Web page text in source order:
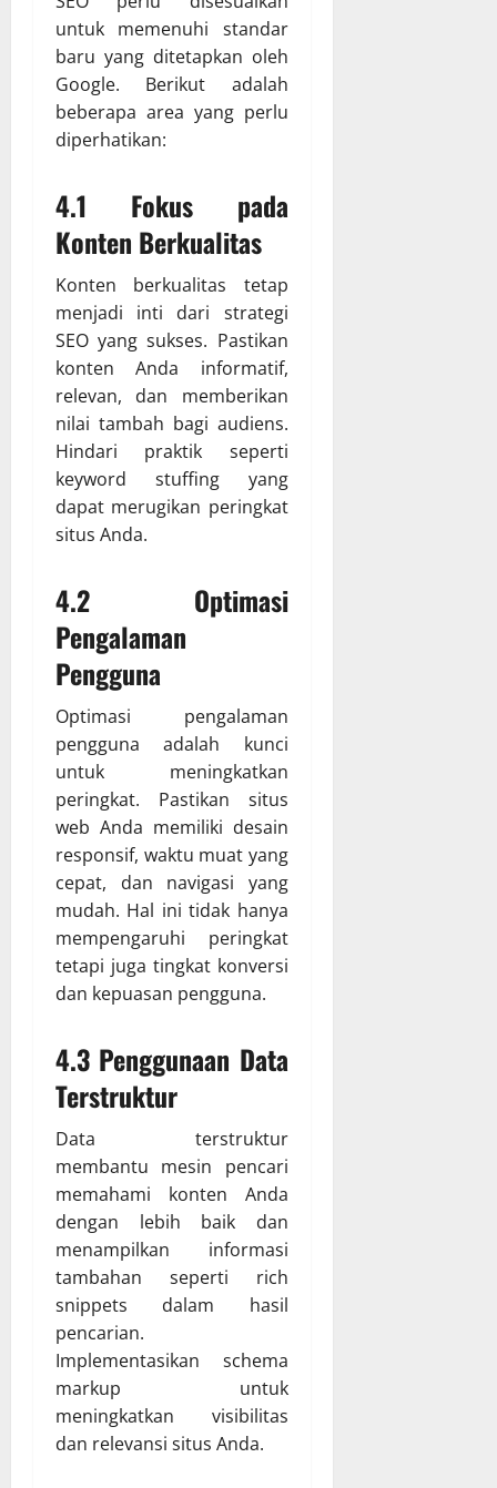
untuk memenuhi standar
baru yang ditetapkan oleh
Google. Berikut adalah
beberapa area yang perlu
diperhatikan:
4.1 Fokus pada
Konten Berkualitas
Konten berkualitas tetap
menjadi inti dari strategi
SEO yang sukses. Pastikan
konten Anda informatif,
relevan, dan memberikan
nilai tambah bagi audiens.
Hindari praktik seperti
keyword stuffing yang
dapat merugikan peringkat
situs Anda.
4.2 Optimasi
Pengalaman
Pengguna
Optimasi pengalaman
pengguna adalah kunci
untuk meningkatkan
peringkat. Pastikan situs
web Anda memiliki desain
responsif, waktu muat yang
cepat, dan navigasi yang
mudah. Hal ini tidak hanya
mempengaruhi peringkat
tetapi juga tingkat konversi
dan kepuasan pengguna.
4.3 Penggunaan Data
Terstruktur
Data terstruktur
membantu mesin pencari
memahami konten Anda
dengan lebih baik dan
menampilkan informasi
tambahan seperti rich
snippets dalam hasil
pencarian.
Implementasikan schema
markup untuk
meningkatkan visibilitas
dan relevansi situs Anda.